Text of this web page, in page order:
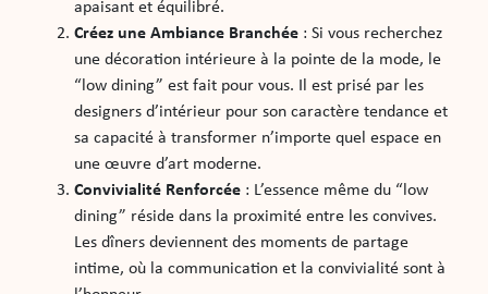
apaisant et équilibré.
Créez une Ambiance Branchée : Si vous recherchez
une décoration intérieure à la pointe de la mode, le
“low dining” est fait pour vous. Il est prisé par les
designers d’intérieur pour son caractère tendance et
sa capacité à transformer n’importe quel espace en
une œuvre d’art moderne.
Convivialité Renforcée : L’essence même du “low
dining” réside dans la proximité entre les convives.
Les dîners deviennent des moments de partage
intime, où la communication et la convivialité sont à